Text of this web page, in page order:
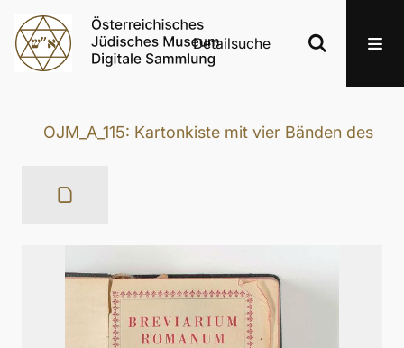
Detailsuche
OJM_A_115: Kartonkiste mit vier Bänden des